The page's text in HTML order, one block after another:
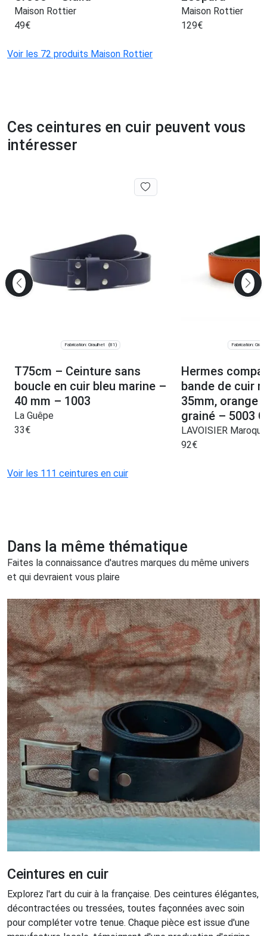
Maison Rottier
49€
Maison Rottier
129€
Voir les 72 produits Maison Rottier
Ces ceintures en cuir peuvent vous
intéresser
Fabrication: Graulhet (81)
T75cm – Ceinture sans
boucle en cuir bleu marine –
40 mm – 1003
La Guêpe
33€
Fabrication:
Hermes
bande de cuir
35mm, orange
grainé – 5003
LAVOISIER
92€
Voir les 111 ceintures en cuir
Dans la même thématique
Faites la connaissance d'autres marques du même univers
et qui devraient vous plaire
Ceintures en cuir
Explorez l'art du cuir à la française. Des ceintures élégantes,
décontractées ou tressées, toutes façonnées avec soin
pour compléter votre tenue. Chaque pièce est issue d'une